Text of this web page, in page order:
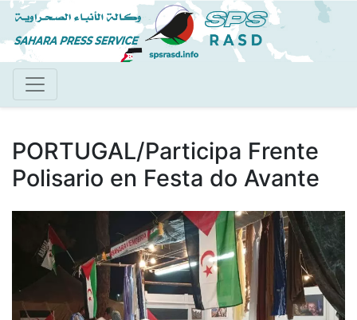
Pasar
al
contenido
PORTUGAL/Participa Frente
Polisario en Festa do Avante